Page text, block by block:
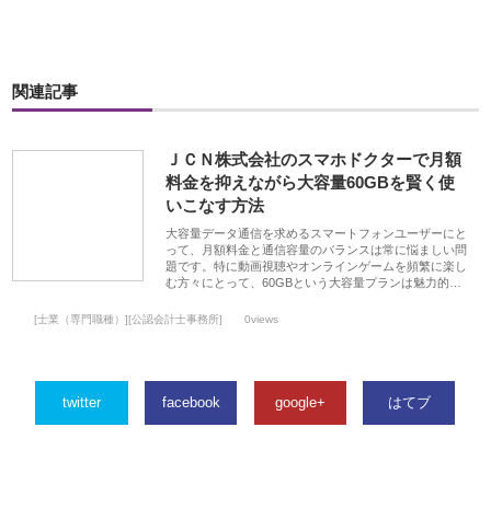
関連記事
ＪＣＮ株式会社のスマホドクターで月額
料金を抑えながら大容量60GBを賢く使
いこなす方法
大容量データ通信を求めるスマートフォンユーザーにと
って、月額料金と通信容量のバランスは常に悩ましい問
題です。特に動画視聴やオンラインゲームを頻繁に楽し
む方々にとって、60GBという大容量プランは魅力的…
[士業（専門職種）][公認会計士事務所] 0views
twitter facebook google+ はてブ